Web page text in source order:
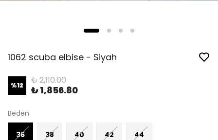
1062 scuba elbise - Siyah
%12 ₺ 2,110.00
₺ 1,856.80
Beden
36 38 40 42 44